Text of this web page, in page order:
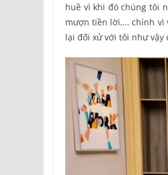
huề vì khi đó chúng tôi
mượn tiền lời,… chính vì
lại đối xử với tôi như vậy